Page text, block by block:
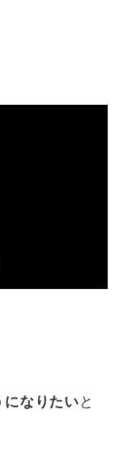
になりたいと